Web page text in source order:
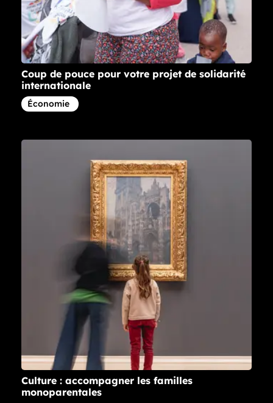
Coup de pouce pour votre projet de solidarité
internationale
Article concernant la thématique
Économie
Culture : accompagner les familles
monoparentales